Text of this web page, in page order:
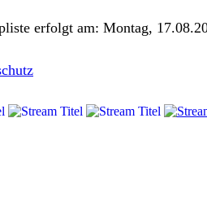
erfolgt am: Montag,